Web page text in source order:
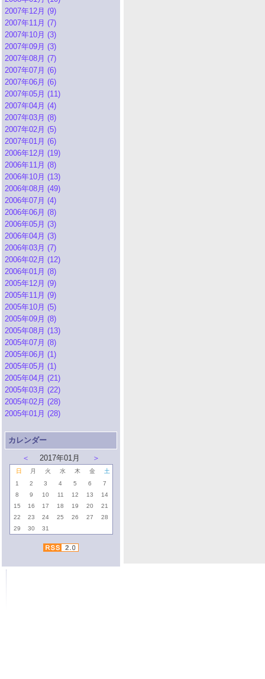
2007年12月 (9)
2007年11月 (7)
2007年10月 (3)
2007年09月 (3)
2007年08月 (7)
2007年07月 (6)
2007年06月 (6)
2007年05月 (11)
2007年04月 (4)
2007年03月 (8)
2007年02月 (5)
2007年01月 (6)
2006年12月 (19)
2006年11月 (8)
2006年10月 (13)
2006年08月 (49)
2006年07月 (4)
2006年06月 (8)
2006年05月 (3)
2006年04月 (3)
2006年03月 (7)
2006年02月 (12)
2006年01月 (8)
2005年12月 (9)
2005年11月 (9)
2005年10月 (5)
2005年09月 (8)
2005年08月 (13)
2005年07月 (8)
2005年06月 (1)
2005年05月 (1)
2005年04月 (21)
2005年03月 (22)
2005年02月 (28)
2005年01月 (28)
カレンダー
＜
2017年01月 ＞
日 月 火 水 木 金
土
1
2 3 4 5 6
7
8
9 10 11 12 13
14
15
16 17 18 19 20
21
22
23 24 25 26 27
28
29
30 31